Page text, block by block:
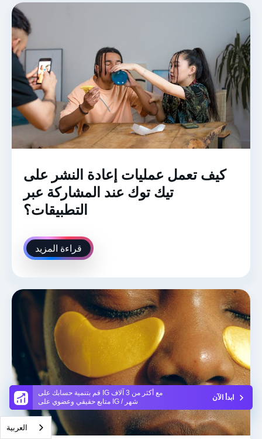
قم بتنمية حسابك على IG مع أكثر من 3 آلاف
متابع حقيقي وعضوي على IG / شهر
ابدأ الآن
كيف تعمل عمليات إعادة النشر على
تيك توك عند المشاركة عبر
التطبيقات؟
قراءة المزيد
العربية‏